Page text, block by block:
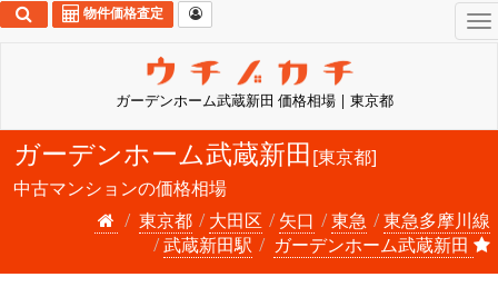
ガーデンホーム武蔵新田 価格相場 | 東京都
物件価格査定
ガーデンホーム武蔵新田[東京都]
中古マンションの価格相場
東京都
大田区 矢口 東急
東急多摩川線
武蔵新田駅
ガーデンホーム武蔵新田